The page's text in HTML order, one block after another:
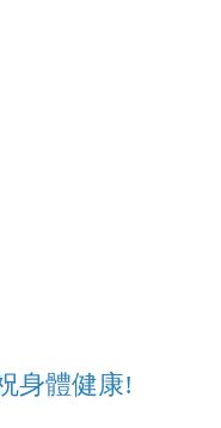
身體健康!